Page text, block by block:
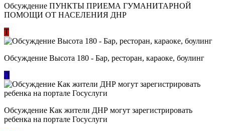
Обсуждение ​ПУНКТЫ ПРИЕМА ГУМАНИТАРНОЙ
ПОМОЩИ ОТ НАСЕЛЕНИЯ ДНР
Т
Обсуждение Высота 180 - Бар, ресторан, караоке, боулинг
Л
Обсуждение Как жители ДНР могут зарегистрировать
ребенка на портале Госуслуги